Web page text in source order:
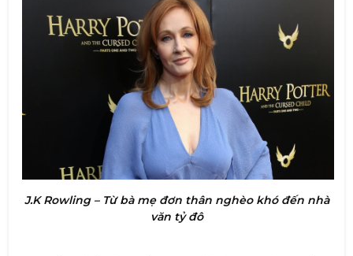
J.K Rowling – Từ bà mẹ đơn thân nghèo khó đến nhà
văn tỷ đô